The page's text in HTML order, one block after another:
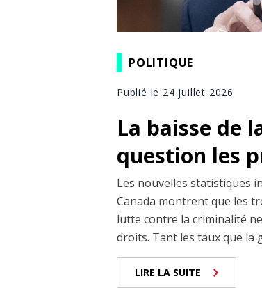
POLITIQUE
Publié le 24 juillet 2026
La baisse de
question les
Les nouvelles statistiques
Canada montrent que les
lutte contre la criminalité
droits. Tant les taux que la
LIRE LA SUITE